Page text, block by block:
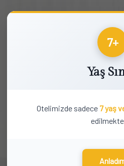
7+
Yaş
Otelimizde sadece 7 yaş